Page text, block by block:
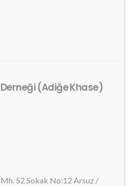
(Adiğe Khase)
52 Sokak No:12 Arsuz /